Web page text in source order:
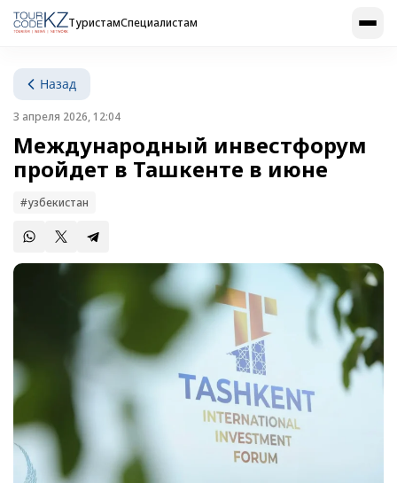
ТуристамСпециалистам
Назад
3 апреля 2026, 12:04
Международный инвестфорум
пройдет в Ташкенте в июне
#узбекистан